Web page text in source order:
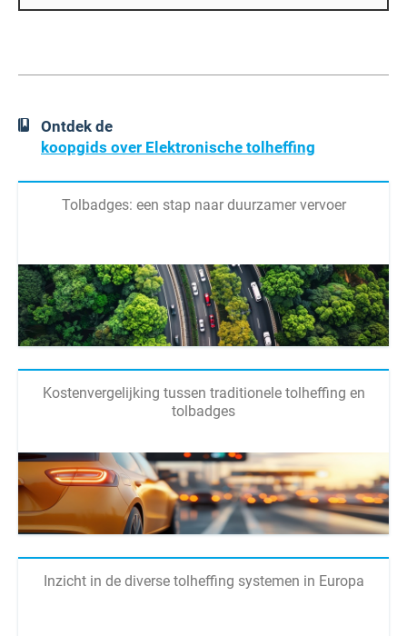
Ontdek de
koopgids over Elektronische tolheffing
Tolbadges: een stap naar duurzamer vervoer
Kostenvergelijking tussen traditionele tolheffing en
tolbadges
Inzicht in de diverse tolheffing systemen in Europa